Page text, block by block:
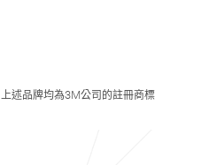
上述品牌均為3M公司的註冊商標